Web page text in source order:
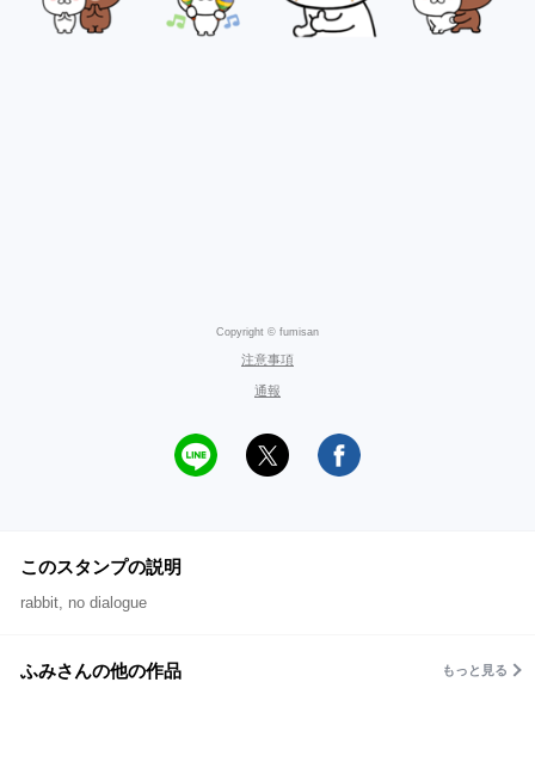
Copyright © fumisan
注意事項
通報
このスタンプの説明
rabbit, no dialogue
ふみさんの他の作品 もっと見る